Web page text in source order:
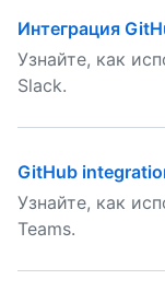
Интеграция
Узнайте, как
Slack.
GitHub
Узнайте, как
Teams.